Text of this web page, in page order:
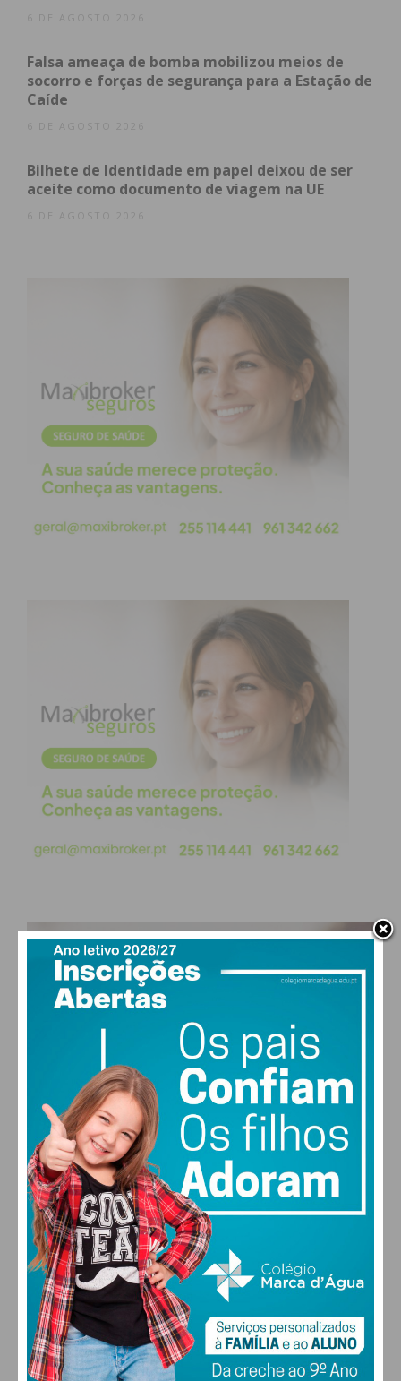
aprovou, por unanimidade, as propostas de
elevação das freguesias de Meixomil, Raimonda e
Seroa ao estatuto de vila, depois das mesmas
Freguesia.
Imediato
Assine nossa newsletter por e-mail e
obtenha de forma regular a informação
atualizada.
Eu li e concordo com os
condições
6 DE AGOSTO 2026
Falsa ameaça de bomba mobilizou meios de
socorro e forças de segurança para a Estação de
Caíde
6 DE AGOSTO 2026
Bilhete de Identidade em papel deixou de ser
aceite como documento de viagem na UE
6 DE AGOSTO 2026
PAÇOS DE FERREIRA
15°
clear sky
MAX 15 • MIN 15
30°
SEX
28
SÁB
27 °
DOM
29 °
SEG
FARMACIAS DE SERVIÇO EM PAÇOS DE
FERREIRA